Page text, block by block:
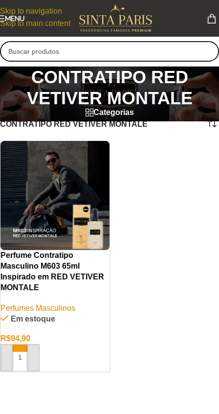
Skip to navigation
Skip to main content
MENU
CONTRATIPO RED
VETIVER MONTALE
Categorias
CONTRATIPO RED VETIVER MONTALE
Perfume Contratipo
Masculino M603 65ml
Inspirado em RED VETIVER
MONTALE
Perfumes Masculinos
Em estoque
R$94,90
ADICIONAR AO CARRINHO